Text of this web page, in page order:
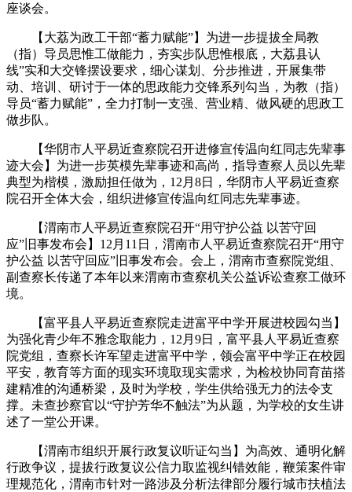
座谈会。
【大荔为政工干部“蓄力赋能”】为进一步提拔全局教
（指）导员思惟工做能力，夯实步队思惟根底，大荔县认
线”实和大交锋摆设要求，细心谋划、分步推进，开展集带
动、培训、研讨于一体的思政能力交锋系列勾当，为教（指）
导员“蓄力赋能”，全力打制一支强、营业精、做风硬的思政工
做步队。
【华阴市人平易近查察院召开进修宣传温向红同志先辈事
迹大会】为进一步英模先辈事迹和高尚，指导查察人员以先辈
典型为楷模，激励担任做为，12月8日，华阴市人平易近查察
院召开全体大会，组织进修宣传温向红同志先辈事迹。
【渭南市人平易近查察院召开“用守护公益 以苦守回
应”旧事发布会】12月11日，渭南市人平易近查察院召开“用守
护公益 以苦守回应”旧事发布会。会上，渭南市查察院党组、
副查察长传递了本年以来渭南市查察机关公益诉讼查察工做环
境。
【富平县人平易近查察院走进富平中学开展进校园勾当】
为强化青少年不雅念取能力，12月9日，富平县人平易近查察
院党组，查察长许军望走进富平中学，领会富平中学正在校园
平安，教育等方面的现实环境取现实需求，为检校协同育苗搭
建精准的沟通桥梁，及时为学校，学生供给强无力的法令支
撑。未查抄察官以“守护芳华不触法”为从题，为学校的女生讲
述了一堂公开课。
【渭南市组织开展行政复议听证勾当】为高效、通明化解
行政争议，提拔行政复议公信力取监视纠错效能，鞭策案件审
理规范化，渭南市针对一路涉及分析法律部分履行城市扶植法